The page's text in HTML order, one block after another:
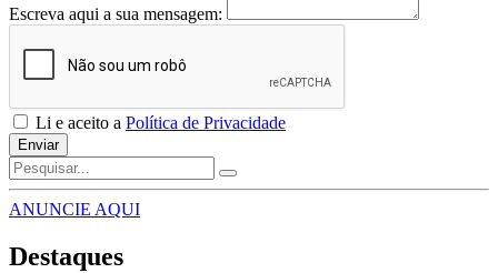
Escreva aqui a sua mensagem:
Li e aceito a Política de Privacidade
Enviar
ANUNCIE AQUI
Destaques